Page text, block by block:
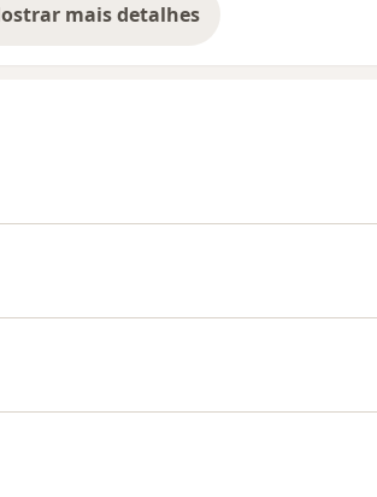
mais detalhes
sobre a experiência